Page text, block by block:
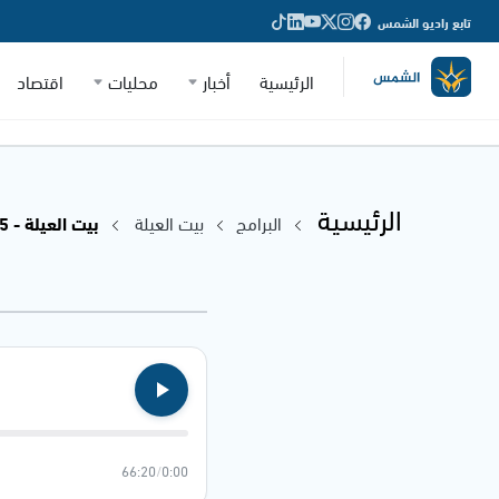
تابع راديو الشمس
الرئيسية أخبار محليات اقتصاد
الرئيسية البرامج بيت العيلة بيت العيلة - 31.07.2025
0:00
/
66:20